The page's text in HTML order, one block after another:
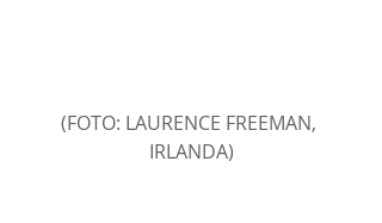
(FOTO: LAURENCE FREEMAN,
IRLANDA)